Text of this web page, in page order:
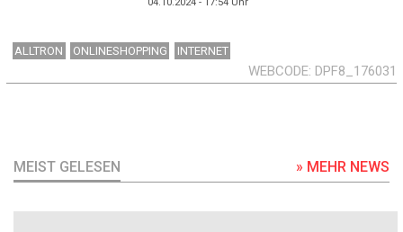
04.10.2024 - 17:54Uhr
ALLTRON ONLINESHOPPING INTERNET
WEBCODE DPF8_176031
MEIST GELESEN » MEHR NEWS